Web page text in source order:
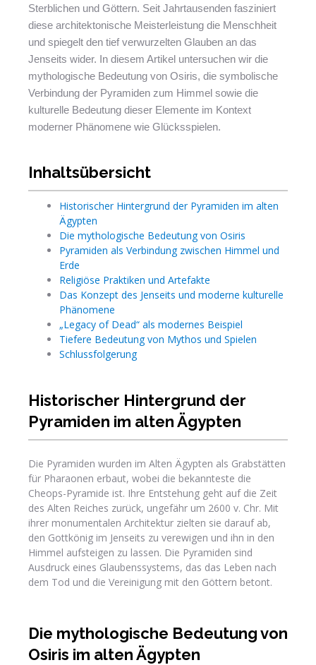
Sterblichen und Göttern. Seit Jahrtausenden fasziniert
diese architektonische Meisterleistung die Menschheit
und spiegelt den tief verwurzelten Glauben an das
Jenseits wider. In diesem Artikel untersuchen wir die
mythologische Bedeutung von Osiris, die symbolische
Verbindung der Pyramiden zum Himmel sowie die
kulturelle Bedeutung dieser Elemente im Kontext
moderner Phänomene wie Glücksspielen.
Inhaltsübersicht
Historischer Hintergrund der Pyramiden im alten
Ägypten
Die mythologische Bedeutung von Osiris
Pyramiden als Verbindung zwischen Himmel und
Erde
Religiöse Praktiken und Artefakte
Das Konzept des Jenseits und moderne kulturelle
Phänomene
„Legacy of Dead“ als modernes Beispiel
Tiefere Bedeutung von Mythos und Spielen
Schlussfolgerung
Historischer Hintergrund der
Pyramiden im alten Ägypten
Die Pyramiden wurden im Alten Ägypten als Grabstätten
für Pharaonen erbaut, wobei die bekannteste die
Cheops-Pyramide ist. Ihre Entstehung geht auf die Zeit
des Alten Reiches zurück, ungefähr um 2600 v. Chr. Mit
ihrer monumentalen Architektur zielten sie darauf ab,
den Gottkönig im Jenseits zu verewigen und ihn in den
Himmel aufsteigen zu lassen. Die Pyramiden sind
Ausdruck eines Glaubenssystems, das das Leben nach
dem Tod und die Vereinigung mit den Göttern betont.
Die mythologische Bedeutung von
Osiris im alten Ägypten